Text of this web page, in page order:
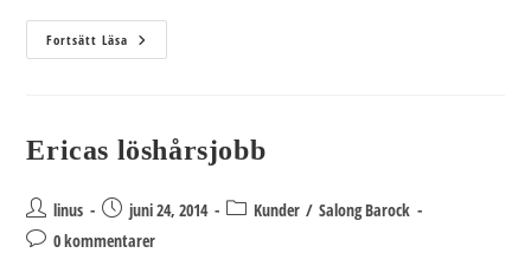
Fortsätt Läsa Festsminkning
Med
Ericas löshårsjobb
Inläggsförfattare:
linus
Inlägget
publicerat:
juni 24, 2014 Inläggskategori:
Kunder / Salong Barock
Kommentarer
0 kommentarer